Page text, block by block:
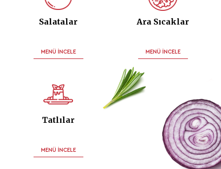
Salatalar
MENÜ İNCELE
Ara Sıcaklar
MENÜ İNCELE
Tatlılar
MENÜ İNCELE